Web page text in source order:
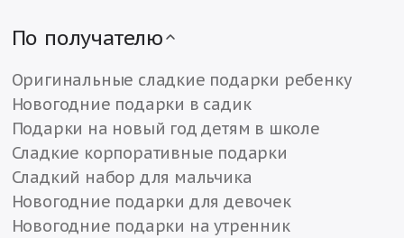
По получателю
Оригинальные сладкие подарки ребенку
Новогодние подарки в садик
Подарки на новый год детям в школе
Сладкие корпоративные подарки
Сладкий набор для мальчика
Новогодние подарки для девочек
Новогодние подарки на утренник